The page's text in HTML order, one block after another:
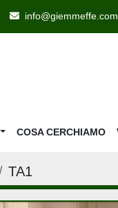
info@giemmeffe.com
COSA CERCHIAMO
TA1